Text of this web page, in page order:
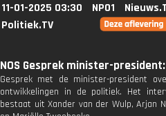
11-01-2025 03:30 NPO1
Politiek.TV
NOS Gesprek minister-
Gesprek met de minister-president
ontwikkelingen in de politiek. Het
bestaat uit Xander van der Wulp, Arjan